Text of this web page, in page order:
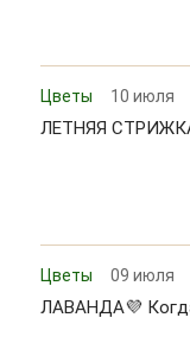
Цветы 10 июля
ЛЕТНЯЯ
Цветы 09 июля
ЛАВАНДА💜